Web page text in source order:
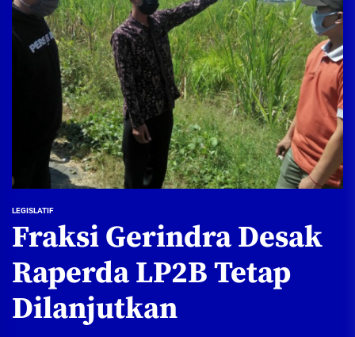
LEGISLATIF
Fraksi Gerindra Desak
Raperda LP2B Tetap
Dilanjutkan